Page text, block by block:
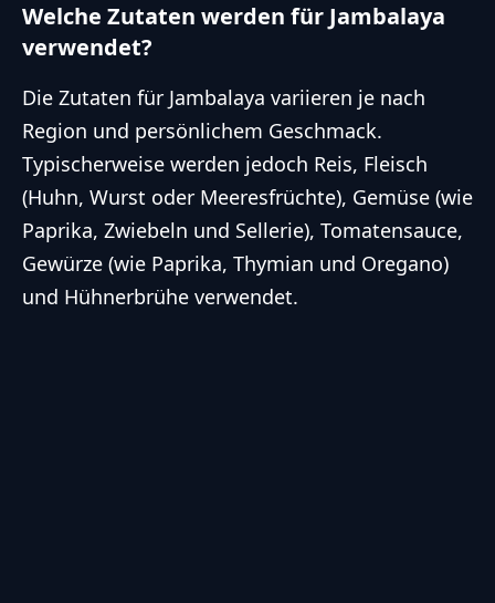
Welche Zutaten werden für Jambalaya
verwendet?
Die Zutaten für Jambalaya variieren je nach
Region und persönlichem Geschmack.
Typischerweise werden jedoch Reis, Fleisch
(Huhn, Wurst oder Meeresfrüchte), Gemüse (wie
Paprika, Zwiebeln und Sellerie), Tomatensauce,
Gewürze (wie Paprika, Thymian und Oregano)
und Hühnerbrühe verwendet.